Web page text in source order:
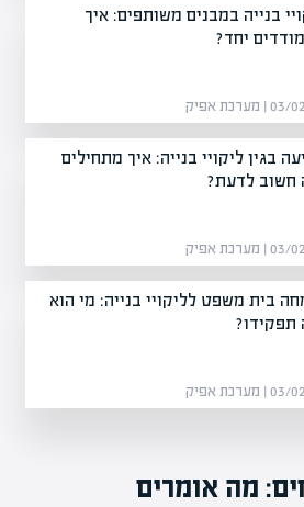
בנייה במבנים משותפים: איך
יחד?
מערכת אפיק
בגין ליקויי בנייה: איך מתחילים
חשוב לדעת?
מערכת אפיק
בית משפט לליקויי בנייה: מי הוא
תפקידו?
מערכת אפיק
מה אומרים